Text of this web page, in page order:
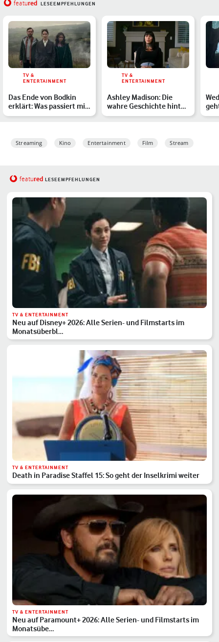
featured LESEEMPFEHLUNGEN
TV &
ENTERTAINMENT
Das Ende von Bodkin
erklärt: Was passiert mit
Emmy, Gilbert und D…
TV &
ENTERTAINMENT
Ashley Madison: Die
wahre Geschichte hinter
der Netflix-Doku
Streaming Kino Entertainment Film Stream
featured LESEEMPFEHLUNGEN
TV & ENTERTAINMENT
Neu auf Disney+ 2026: Alle Serien- und Filmstarts im
Monatsüberbl…
TV & ENTERTAINMENT
Death in Paradise Staffel 15: So geht der Inselkrimi weiter
TV & ENTERTAINMENT
Neu auf Paramount+ 2026: Alle Serien- und Filmstarts im
Monatsübe…